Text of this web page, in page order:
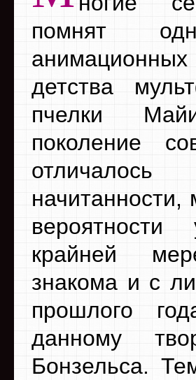
помнят
детства
пчелки
поколение
крайней
знакома и с
прошлого
данному
Бонзельса.